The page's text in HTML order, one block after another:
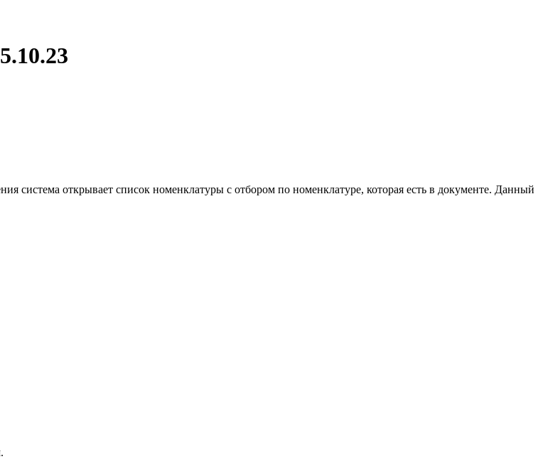
система открывает список номенклатуры с отбором по номенклатуре, которая есть в документе. Данный